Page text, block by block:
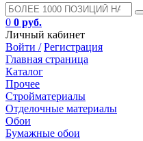
0 0 руб.
Личный кабинет
Войти / Регистрация
Главная страница
Каталог
Прочее
Стройматериалы
Отделочные материалы
Обои
Бумажные обои